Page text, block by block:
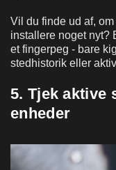
Vil du finde ud af,
installere noget nyt?
et fingerpeg - bare
stedhistorik eller
5. Tjek aktive
enheder